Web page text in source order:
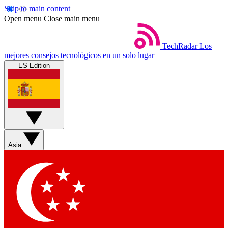
Skip to main content
Open menu Close main menu
TechRadar Los
mejores consejos tecnológicos en un solo lugar
ES Edition
Asia